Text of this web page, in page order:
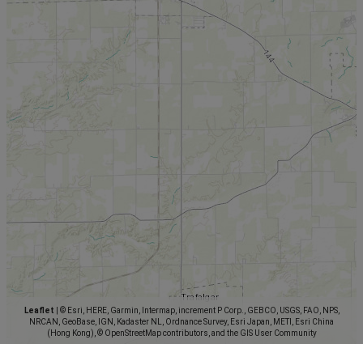
Leaflet
© Esri, HERE, Garmin, Intermap, increment P Corp., GEBCO, USGS, FAO, NPS,
NRCAN, GeoBase, IGN, Kadaster NL, Ordnance Survey, Esri Japan, METI, Esri China
(Hong Kong), © OpenStreetMap contributors, and the GIS User Community